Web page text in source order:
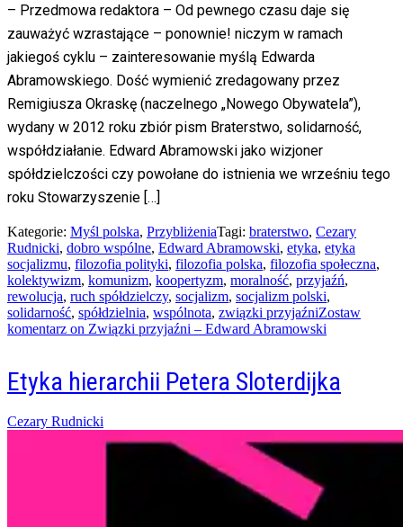
– Przedmowa redaktora – Od pewnego czasu daje się
zauważyć wzrastające – ponownie! niczym w ramach
jakiegoś cyklu – zainteresowanie myślą Edwarda
Abramowskiego. Dość wymienić zredagowany przez
Remigiusza Okraskę (naczelnego „Nowego Obywatela”),
wydany w 2012 roku zbiór pism Braterstwo, solidarność,
współdziałanie. Edward Abramowski jako wizjoner
spółdzielczości czy powołane do istnienia we wrześniu tego
roku Stowarzyszenie […]
Kategorie: Myśl polska, PrzybliżeniaTagi: braterstwo, Cezary
Rudnicki, dobro wspólne, Edward Abramowski, etyka, etyka
socjalizmu, filozofia polityki, filozofia polska, filozofia społeczna,
kolektywizm, komunizm, koopertyzm, moralność, przyjaźń,
rewolucja, ruch spółdzielczy, socjalizm, socjalizm polski,
solidarność, spółdzielnia, wspólnota, związki przyjaźniZostaw
komentarz on Związki przyjaźni – Edward Abramowski
Etyka hierarchii Petera Sloterdijka
Posted
Cezary Rudnicki